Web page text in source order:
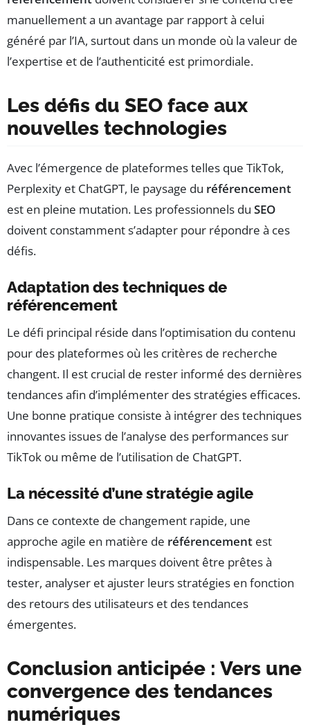
manuellement a un avantage par rapport à celui
généré par l’IA, surtout dans un monde où la valeur de
l’expertise et de l’authenticité est primordiale.
Les défis du SEO face aux
nouvelles technologies
Avec l’émergence de plateformes telles que TikTok,
Perplexity et ChatGPT, le paysage du référencement
est en pleine mutation. Les professionnels du SEO
doivent constamment s’adapter pour répondre à ces
défis.
Adaptation des techniques de
référencement
Le défi principal réside dans l’optimisation du contenu
pour des plateformes où les critères de recherche
changent. Il est crucial de rester informé des dernières
tendances afin d’implémenter des stratégies efficaces.
Une bonne pratique consiste à intégrer des techniques
innovantes issues de l’analyse des performances sur
TikTok ou même de l’utilisation de ChatGPT.
La nécessité d’une stratégie agile
Dans ce contexte de changement rapide, une
approche agile en matière de référencement est
indispensable. Les marques doivent être prêtes à
tester, analyser et ajuster leurs stratégies en fonction
des retours des utilisateurs et des tendances
émergentes.
Conclusion anticipée : Vers une
convergence des tendances
numériques